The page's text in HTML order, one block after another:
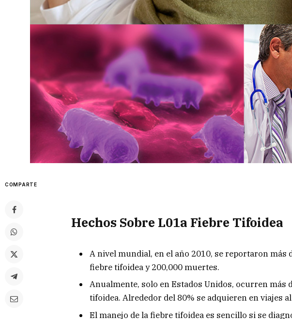
COMPARTE
Hechos Sobre L01a Fiebre Tifoidea
A nivel mundial, en el año 2010, se reportaron más
fiebre tifoidea y 200,000 muertes.
Anualmente, solo en Estados Unidos, ocurren más
tifoidea. Alrededor del 80% se adquieren en viajes
El manejo de la fiebre tifoidea es sencillo si se